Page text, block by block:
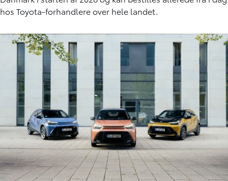
hos Toyota-forhandlere over hele landet.